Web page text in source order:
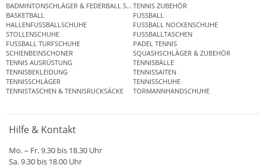
BADMINTONSCHLÄGER & FEDERBALL SETSTENNIS ZUBEHÖR
BASKETBALL
FUSSBALL
HALLENFUSSBALLSCHUHE
FUSSBALL NOCKENSCHUHE
STOLLENSCHUHE
FUSSBALLTASCHEN
FUSSBALL TURFSCHUHE
PADEL TENNIS
SCHIENBEINSCHONER
SQUASHSCHLÄGER & ZUBEHÖR
TENNIS AUSRÜSTUNG
TENNISBÄLLE
TENNISBEKLEIDUNG
TENNISSAITEN
TENNISSCHLÄGER
TENNISSCHUHE
TENNISTASCHEN & TENNISRUCKSÄCKE
TORMANNHANDSCHUHE
Hilfe & Kontakt
Mo. – Fr. 9.30 bis 18.30 Uhr
Sa. 9.30 bis 18.00 Uhr